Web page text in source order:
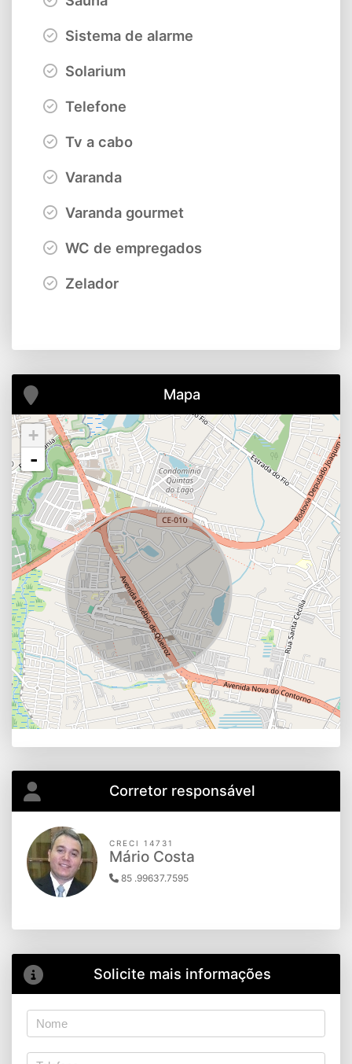
Sistema de alarme
Solarium
Telefone
Tv a cabo
Varanda
Varanda gourmet
WC de empregados
Zelador
Mapa
+
-
Corretor responsável
CRECI 14731
Mário Costa
85 .99637.7595
Solicite mais informações